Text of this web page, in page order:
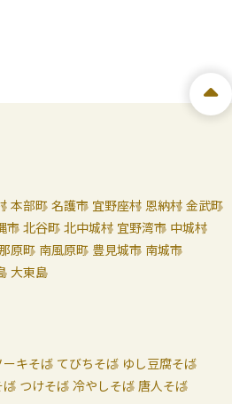
本部町 名護市 宜野座村 恩納村 金武町
市 北谷町 北中城村 宜野湾市 中城村
原町 南風原町 豊見城市 南城市
大東島
ーキそば てびちそば ゆし豆腐そば
ば つけそば 冷やしそば 唐人そば